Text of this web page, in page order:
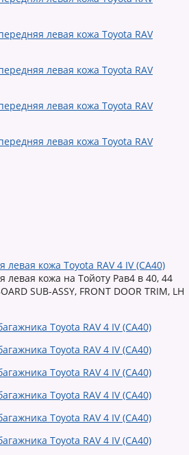
кожа Toyota RAV 4 IV (CA40)
кожа на Тойоту Рав4 в 40, 44
SUB-ASSY, FRONT DOOR TRIM, LH